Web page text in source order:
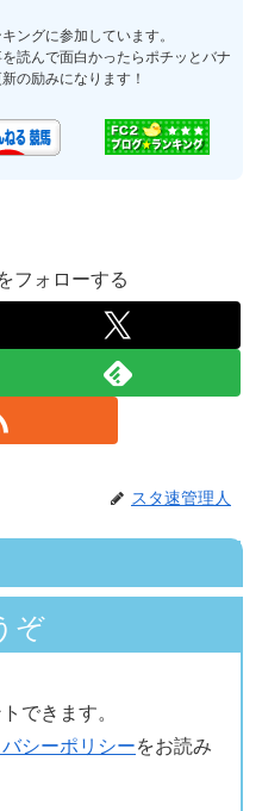
ングに参加しています。
読んで面白かったらポチッとバナ
の励みになります！
フォローする
スタ速管理人
ぞ
できます。
シーポリシーをお読み